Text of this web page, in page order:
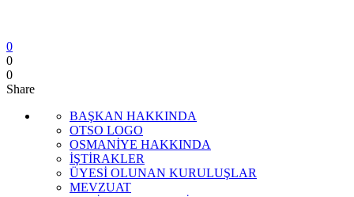
0
0
0
Share
BAŞKAN HAKKINDA
OTSO LOGO
OSMANİYE HAKKINDA
İŞTİRAKLER
ÜYESİ OLUNAN KURULUŞLAR
MEVZUAT